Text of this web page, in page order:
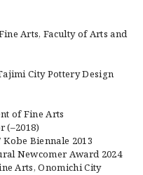
Arts, Faculty of Arts and
City Pottery Design
of Fine Arts
(–2018)
Kobe Biennale 2013
Newcomer Award 2024
Arts, Onomichi City